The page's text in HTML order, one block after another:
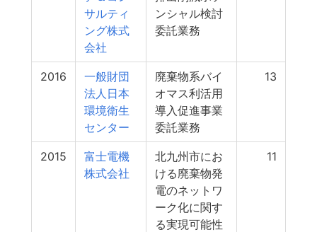
サルティ
ング株式
会社
ンシャル検討
委託業務
2016
一般財団
法人日本
環境衛生
センター
廃棄物系バイ
オマス利活用
導入促進事業
委託業務
13
2015
富士電機
株式会社
北九州市にお
ける廃棄物発
電のネットワ
ーク化に関す
る実現可能性
11